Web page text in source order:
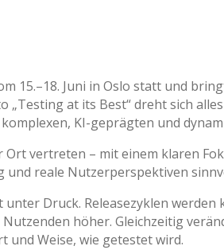
15.–18. Juni in Oslo statt und
at its Best“ dreht sich
KI-geprägten und
Ort vertreten – mit einem klaren
und reale Nutzerperspektiven
Druck. Releasezyklen
höher. Gleichzeitig
und Weise, wie getestet wird.